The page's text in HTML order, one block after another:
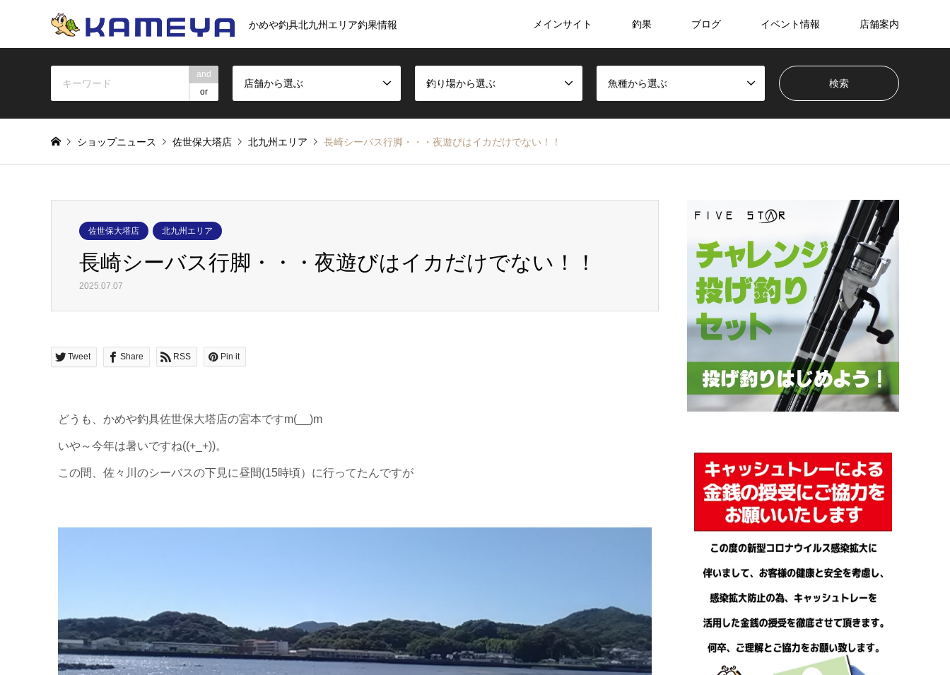
かめや釣具北九州エリア釣果情報 メインサイト 釣果 ブログ イベント情報 店舗案内
and
or
店舗から選ぶ 釣り場から選ぶ 魚種から選ぶ
ショップニュース 佐世保大塔店 北九州エリア 長崎シーバス行脚・・・夜遊びはイカだけでない！！
佐世保大塔店 北九州エリア
長崎シーバス行脚・・・夜遊びはイカだけでない！！
2025.07.07
Tweet Share RSS Pin it
どうも、かめや釣具佐世保大塔店の宮本ですm(__)m
いや～今年は暑いですね((+_+))。
この間、佐々川のシーバスの下見に昼間(15時頃）に行ってたんですが